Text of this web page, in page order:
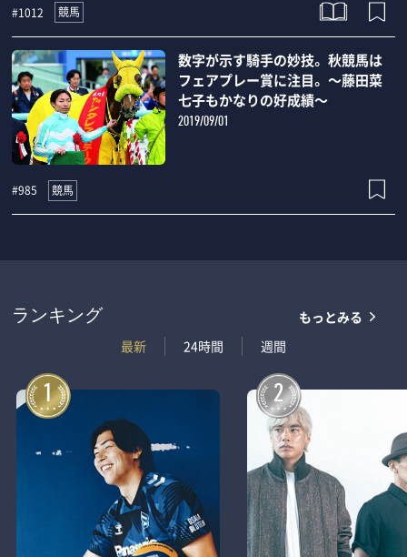
#1012 競馬
数字が示す騎手の妙技。 秋競馬は
フェアプレー賞に注目。 ～藤田菜
七子もかなりの好成績～
2019/09/01
#985 競馬
ランキング
最新
24時間 週間
もっとみる
1 2